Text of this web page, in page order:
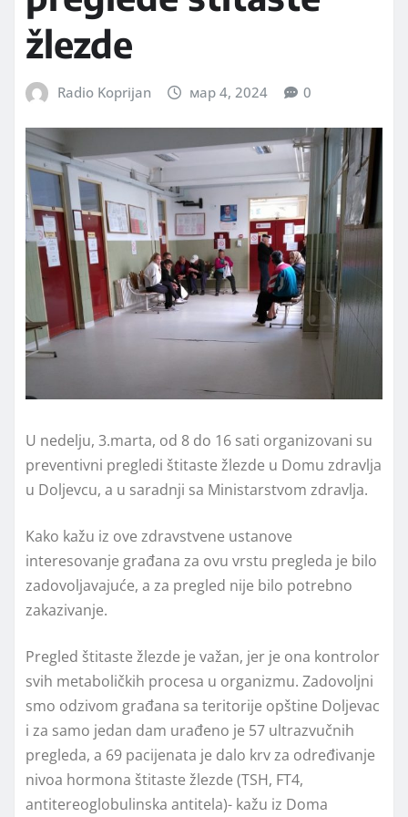
žlezde
Radio Koprijan мар 4, 2024 0
U nedelju, 3.marta, od 8 do 16 sati organizovani su
preventivni pregledi štitaste žlezde u Domu zdravlja
u Doljevcu, a u saradnji sa Ministarstvom zdravlja.
Kako kažu iz ove zdravstvene ustanove
interesovanje građana za ovu vrstu pregleda je bilo
zadovoljavajuće, a za pregled nije bilo potrebno
zakazivanje.
Pregled štitaste žlezde je važan, jer je ona kontrolor
svih metaboličkih procesa u organizmu. Zadovoljni
smo odzivom građana sa teritorije opštine Doljevac
i za samo jedan dam urađeno je 57 ultrazvučnih
pregleda, a 69 pacijenata je dalo krv za određivanje
nivoa hormona štitaste žlezde (TSH, FT4,
antitereoglobulinska antitela)- kažu iz Doma